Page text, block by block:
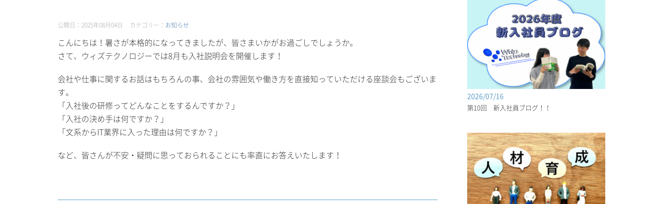
公開日：2025年08月04日 カテゴリー： お知らせ
こんにちは！暑さが本格的になってきましたが、皆さまいかがお過ごしでしょうか。
さて、ウィズテクノロジーでは8月も入社説明会を開催します！
会社や仕事に関するお話はもちろんの事、会社の雰囲気や働き方を直接知っていただける座談会もございま
す。
「入社後の研修ってどんなことをするんですか？」
「入社の決め手は何ですか？」
「文系からIT業界に入った理由は何ですか？」
など、皆さんが不安・疑問に思っておられることにも率直にお答えいたします！
2026/07/16
第10回 新入社員ブログ！！